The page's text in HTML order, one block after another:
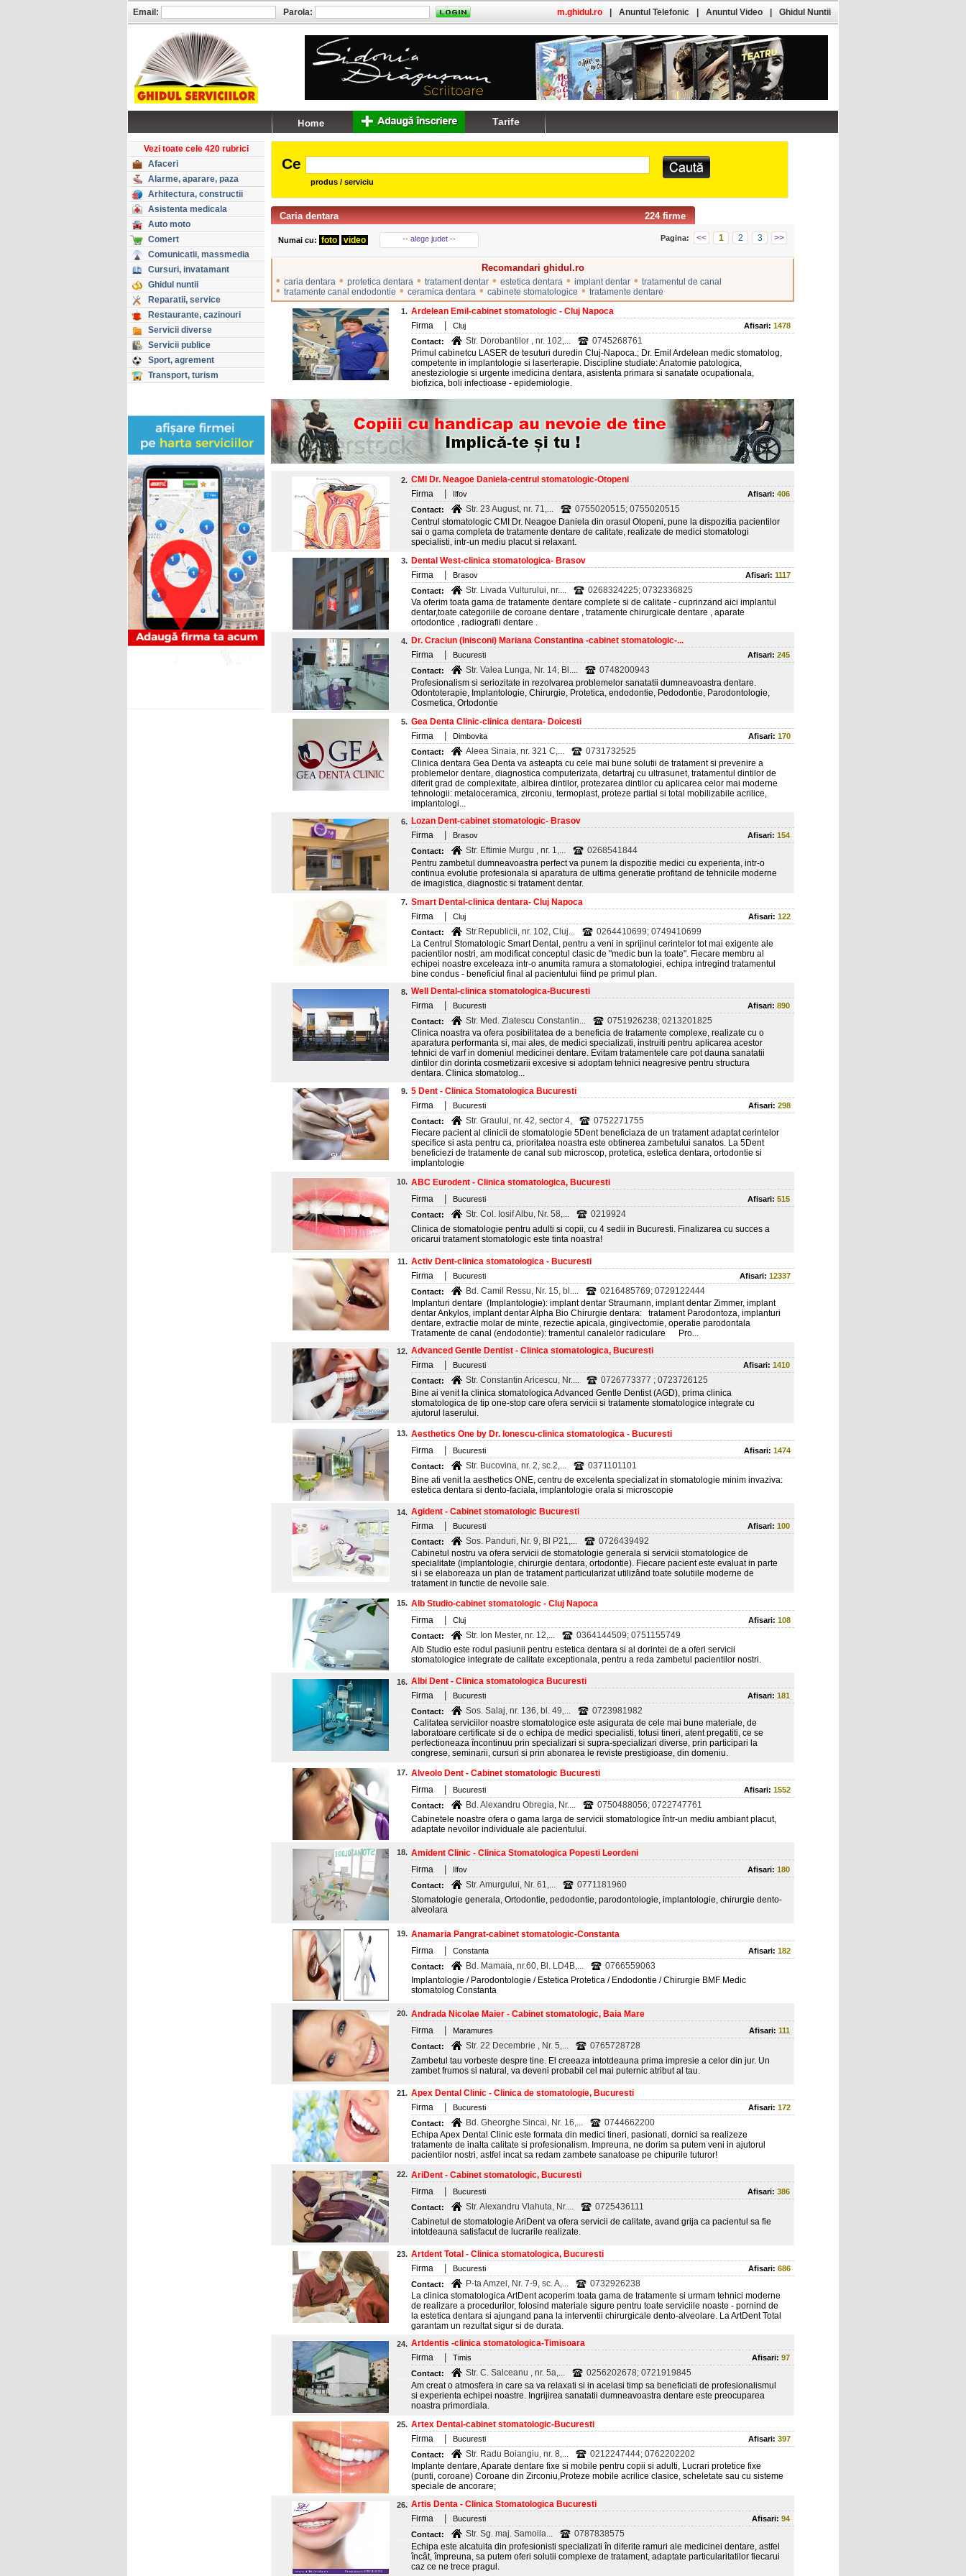
Vezi toate cele 420 rubrici
Afaceri
Alarme, aparare, paza
Arhitectura, constructii
Asistenta medicala
Auto moto
Comert
Comunicatii, massmedia
Cursuri, invatamant
Ghidul nuntii
Reparatii, service
Restaurante, cazinouri
Servicii diverse
Servicii publice
Sport, agrement
Transport, turism
Ce
produs / serviciu
224 firme
Caria dentara
Numai cu: foto video -- alege judet -- Pagina: << 1 2 3 >>
Recomandari ghidul.ro
• caria dentara • protetica dentara • tratament dentar • estetica dentara • implant dentar • tratamentul de canal
• tratamente canal endodontie • ceramica dentara • cabinete stomatologice • tratamente dentare
1. Ardelean Emil-cabinet stomatologic - Cluj Napoca
Firma
Cluj Afisari: 1478
Contact:
Str. Dorobantilor , nr. 102,...
0745268761
Primul cabinetcu LASER de tesuturi duredin Cluj-Napoca.; Dr. Emil Ardelean medic stomatolog,
competente in implantologie si laserterapie. Discipline studiate: Anatomie patologica,
anesteziologie si urgente imedicina dentara, asistenta primara si sanatate ocupationala,
biofizica, boli infectioase - epidemiologie.
2. CMI Dr. Neagoe Daniela-centrul stomatologic-Otopeni
Firma
Ilfov Afisari: 406
Contact:
Str. 23 August, nr. 71,...
0755020515; 0755020515
Centrul stomatologic CMI Dr. Neagoe Daniela din orasul Otopeni, pune la dispozitia pacientilor
sai o gama completa de tratamente dentare de calitate, realizate de medici stomatologi
specialisti, intr-un mediu placut si relaxant.
3. Dental West-clinica stomatologica- Brasov
Firma
Brasov Afisari: 1117
Contact:
Str. Livada Vulturului, nr....
0268324225; 0732336825
Va oferim toata gama de tratamente dentare complete si de calitate - cuprinzand aici implantul
dentar,toate categoriile de coroane dentare , tratamente chirurgicale dentare , aparate
ortodontice , radiografii dentare .
4. Dr. Craciun (Inisconi) Mariana Constantina -cabinet stomatologic-...
Firma
Bucuresti Afisari: 245
Contact:
Str. Valea Lunga, Nr. 14, Bl....
0748200943
Profesionalism si seriozitate in rezolvarea problemelor sanatatii dumneavoastra dentare.
Odontoterapie, Implantologie, Chirurgie, Protetica, endodontie, Pedodontie, Parodontologie,
Cosmetica, Ortodontie
5. Gea Denta Clinic-clinica dentara- Doicesti
Firma
Dimbovita Afisari: 170
Contact:
Aleea Sinaia, nr. 321 C,...
0731732525
Clinica dentara Gea Denta va asteapta cu cele mai bune solutii de tratament si prevenire a
problemelor dentare, diagnostica computerizata, detartraj cu ultrasunet, tratamentul dintilor de
diferit grad de complexitate, albirea dintilor, protezarea dintilor cu aplicarea celor mai moderne
tehnologii: metaloceramica, zirconiu, termoplast, proteze partial si total mobilizabile acrilice,
implantologi...
6. Lozan Dent-cabinet stomatologic- Brasov
Firma
Brasov Afisari: 154
Contact:
Str. Eftimie Murgu , nr. 1,...
0268541844
Pentru zambetul dumneavoastra perfect va punem la dispozitie medici cu experienta, intr-o
continua evolutie profesionala si aparatura de ultima generatie profitand de tehnicile moderne
de imagistica, diagnostic si tratament dentar.
7. Smart Dental-clinica dentara- Cluj Napoca
Firma
Cluj Afisari: 122
Contact:
Str.Republicii, nr. 102, Cluj...
0264410699; 0749410699
La Centrul Stomatologic Smart Dental, pentru a veni in sprijinul cerintelor tot mai exigente ale
pacientilor nostri, am modificat conceptul clasic de "medic bun la toate". Fiecare membru al
echipei noastre exceleaza intr-o anumita ramura a stomatologiei, echipa intregind tratamentul
bine condus - beneficiul final al pacientului fiind pe primul plan.
8. Well Dental-clinica stomatologica-Bucuresti
Firma
Bucuresti Afisari: 890
Contact:
Str. Med. Zlatescu Constantin...
0751926238; 0213201825
Clinica noastra va ofera posibilitatea de a beneficia de tratamente complexe, realizate cu o
aparatura performanta si, mai ales, de medici specializati, instruiti pentru aplicarea acestor
tehnici de varf in domeniul medicinei dentare. Evitam tratamentele care pot dauna sanatatii
dintilor din dorinta cosmetizarii excesive si adoptam tehnici neagresive pentru structura
dentara. Clinica stomatolog...
9. 5 Dent - Clinica Stomatologica Bucuresti
Firma
Bucuresti Afisari: 298
Contact:
Str. Graului, nr. 42, sector 4,
0752271755
Fiecare pacient al clinicii de stomatologie 5Dent beneficiaza de un tratament adaptat cerintelor
specifice si asta pentru ca, prioritatea noastra este obtinerea zambetului sanatos. La 5Dent
beneficiezi de tratamente de canal sub microscop, protetica, estetica dentara, ortodontie si
implantologie
10. ABC Eurodent - Clinica stomatologica, Bucuresti
Firma
Bucuresti Afisari: 515
Contact:
Str. Col. Iosif Albu, Nr. 58,...
0219924
Clinica de stomatologie pentru adulti si copii, cu 4 sedii in Bucuresti. Finalizarea cu succes a
oricarui tratament stomatologic este tinta noastra!
11. Activ Dent-clinica stomatologica - Bucuresti
Firma
Bucuresti Afisari: 12337
Contact:
Bd. Camil Ressu, Nr. 15, bl....
0216485769; 0729122444
Implanturi dentare (Implantologie): implant dentar Straumann, implant dentar Zimmer, implant
dentar Ankylos, implant dentar Alpha Bio Chirurgie dentara: tratament Parodontoza, implanturi
dentare, extractie molar de minte, rezectie apicala, gingivectomie, operatie parodontala
Tratamente de canal (endodontie): tramentul canalelor radiculare Pro...
12. Advanced Gentle Dentist - Clinica stomatologica, Bucuresti
Firma
Bucuresti Afisari: 1410
Contact:
Str. Constantin Aricescu, Nr....
0726773377 ; 0723726125
Bine ai venit la clinica stomatologica Advanced Gentle Dentist (AGD), prima clinica
stomatologica de tip one-stop care ofera servicii si tratamente stomatologice integrate cu
ajutorul laserului.
13. Aesthetics One by Dr. Ionescu-clinica stomatologica - Bucuresti
Firma
Bucuresti Afisari: 1474
Contact:
Str. Bucovina, nr. 2, sc.2,...
0371101101
Bine ati venit la aesthetics ONE, centru de excelenta specializat in stomatologie minim invaziva:
estetica dentara si dento-faciala, implantologie orala si microscopie
14. Agident - Cabinet stomatologic Bucuresti
Firma
Bucuresti Afisari: 100
Contact:
Sos. Panduri, Nr. 9, Bl P21,...
0726439492
Cabinetul nostru va ofera servicii de stomatologie generala si servicii stomatologice de
specialitate (implantologie, chirurgie dentara, ortodontie). Fiecare pacient este evaluat in parte
si i se elaboreaza un plan de tratament particularizat utilizând toate solutiile moderne de
tratament in functie de nevoile sale.
15. Alb Studio-cabinet stomatologic - Cluj Napoca
Firma
Cluj Afisari: 108
Contact:
Str. Ion Mester, nr. 12,...
0364144509; 0751155749
Alb Studio este rodul pasiunii pentru estetica dentara si al dorintei de a oferi servicii
stomatologice integrate de calitate exceptionala, pentru a reda zambetul pacientilor nostri.
16. Albi Dent - Clinica stomatologica Bucuresti
Firma
Bucuresti Afisari: 181
Contact:
Sos. Salaj, nr. 136, bl. 49,...
0723981982
Calitatea serviciilor noastre stomatologice este asigurata de cele mai bune materiale, de
laboratoare certificate si de o echipa de medici specialisti, totusi tineri, atent pregatiti, ce se
perfectioneaza încontinuu prin specializari si supra-specializari diverse, prin participari la
congrese, seminarii, cursuri si prin abonarea le reviste prestigioase, din domeniu.
17. Alveolo Dent - Cabinet stomatologic Bucuresti
Firma
Bucuresti Afisari: 1552
Contact:
Bd. Alexandru Obregia, Nr....
0750488056; 0722747761
Cabinetele noastre ofera o gama larga de servicii stomatologice într-un mediu ambiant placut,
adaptate nevoilor individuale ale pacientului.
18. Amident Clinic - Clinica Stomatologica Popesti Leordeni
Firma
Ilfov Afisari: 180
Contact:
Str. Amurgului, Nr. 61,...
0771181960
Stomatologie generala, Ortodontie, pedodontie, parodontologie, implantologie, chirurgie dento-
alveolara
19. Anamaria Pangrat-cabinet stomatologic-Constanta
Firma
Constanta Afisari: 182
Contact:
Bd. Mamaia, nr.60, Bl. LD4B,...
0766559063
Implantologie / Parodontologie / Estetica Protetica / Endodontie / Chirurgie BMF Medic
stomatolog Constanta
20. Andrada Nicolae Maier - Cabinet stomatologic, Baia Mare
Firma
Maramures Afisari: 111
Contact:
Str. 22 Decembrie , Nr. 5,...
0765728728
Zambetul tau vorbeste despre tine. El creeaza intotdeauna prima impresie a celor din jur. Un
zambet frumos si natural, va deveni probabil cel mai puternic atribut al tau.
21. Apex Dental Clinic - Clinica de stomatologie, Bucuresti
Firma
Bucuresti Afisari: 172
Contact:
Bd. Gheorghe Sincai, Nr. 16,...
0744662200
Echipa Apex Dental Clinic este formata din medici tineri, pasionati, dornici sa realizeze
tratamente de inalta calitate si profesionalism. Impreuna, ne dorim sa putem veni in ajutorul
pacientilor nostri, astfel incat sa redam zambete sanatoase pe chipurile tuturor!
22. AriDent - Cabinet stomatologic, Bucuresti
Firma
Bucuresti Afisari: 386
Contact:
Str. Alexandru Vlahuta, Nr....
0725436111
Cabinetul de stomatologie AriDent va ofera servicii de calitate, avand grija ca pacientul sa fie
intotdeauna satisfacut de lucrarile realizate.
23. Artdent Total - Clinica stomatologica, Bucuresti
Firma
Bucuresti Afisari: 686
Contact:
P-ta Amzei, Nr. 7-9, sc. A,...
0732926238
La clinica stomatologica ArtDent acoperim toata gama de tratamente si urmam tehnici moderne
de realizare a procedurilor, folosind materiale sigure pentru toate serviciile noaste - pornind de
la estetica dentara si ajungand pana la interventii chirurgicale dento-alveolare. La ArtDent Total
garantam un rezultat sigur si de durata.
24. Artdentis -clinica stomatologica-Timisoara
Firma
Timis Afisari: 97
Contact:
Str. C. Salceanu , nr. 5a,...
0256202678; 0721919845
Am creat o atmosfera in care sa va relaxati si in acelasi timp sa beneficiati de profesionalismul
si experienta echipei noastre. Ingrijirea sanatatii dumneavoastra dentare este preocuparea
noastra primordiala.
25. Artex Dental-cabinet stomatologic-Bucuresti
Firma
Bucuresti Afisari: 397
Contact:
Str. Radu Boiangiu, nr. 8,...
0212247444; 0762202202
Implante dentare, Aparate dentare fixe si mobile pentru copii si adulti, Lucrari protetice fixe
(punti, coroane) Coroane din Zirconiu,Proteze mobile acrilice clasice, scheletate sau cu sisteme
speciale de ancorare;
26. Artis Denta - Clinica Stomatologica Bucuresti
Firma
Bucuresti Afisari: 94
Contact:
Str. Sg. maj. Samoila...
0787838575
Echipa este alcatuita din profesionisti specializati în diferite ramuri ale medicinei dentare, astfel
încât, împreuna, sa putem oferi solutii complexe de tratament, adaptate particularitatilor fiecarui
caz ce ne trece pragul.
Email: Parola: m.ghidul.ro Anuntul Telefonic Anuntul Video Ghidul Nuntii
Tarife